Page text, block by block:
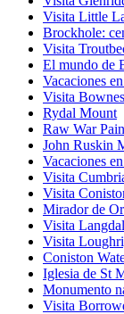
Visita Little
Brockhole:
Visita
El mundo de
Vacaciones
Visita
Rydal Mount
Raw War
John Ruskin
Vacaciones
Visita
Visita
Mirador de
Visita
Visita
Coniston
Iglesia de St
Monumento
Visita